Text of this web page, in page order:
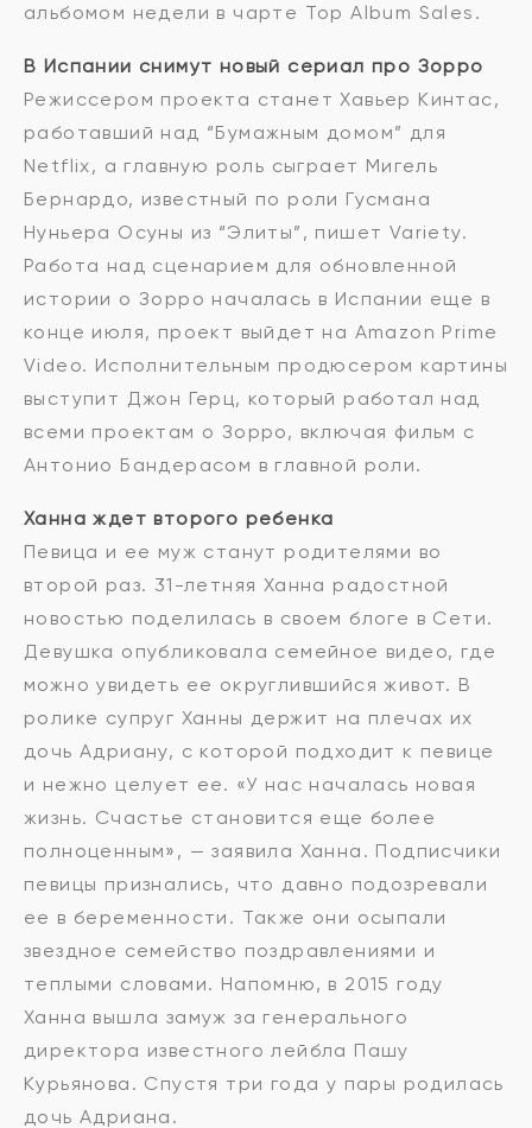
альбомом недели в чарте Top Album Sales.
В Испании снимут новый сериал про Зорро
Режиссером проекта станет Хавьер Кинтас,
работавший над “Бумажным домом” для
Netflix, а главную роль сыграет Мигель
Бернардо, известный по роли Гусмана
Нуньера Осуны из “Элиты”, пишет Variety.
Работа над сценарием для обновленной
истории о Зорро началась в Испании еще в
конце июля, проект выйдет на Amazon Prime
Video. Исполнительным продюсером картины
выступит Джон Герц, который работал над
всеми проектам о Зорро, включая фильм с
Антонио Бандерасом в главной роли.
Ханна ждет второго ребенка
Певица и ее муж станут родителями во
второй раз. 31-летняя Ханна радостной
новостью поделилась в своем блоге в Сети.
Девушка опубликовала семейное видео, где
можно увидеть ее округлившийся живот. В
ролике супруг Ханны держит на плечах их
дочь Адриану, с которой подходит к певице
и нежно целует ее. «У нас началась новая
жизнь. Счастье становится еще более
полноценным», — заявила Ханна. Подписчики
певицы признались, что давно подозревали
ее в беременности. Также они осыпали
звездное семейство поздравлениями и
теплыми словами. Напомню, в 2015 году
Ханна вышла замуж за генерального
директора известного лейбла Пашу
Курьянова. Спустя три года у пары родилась
дочь Адриана.